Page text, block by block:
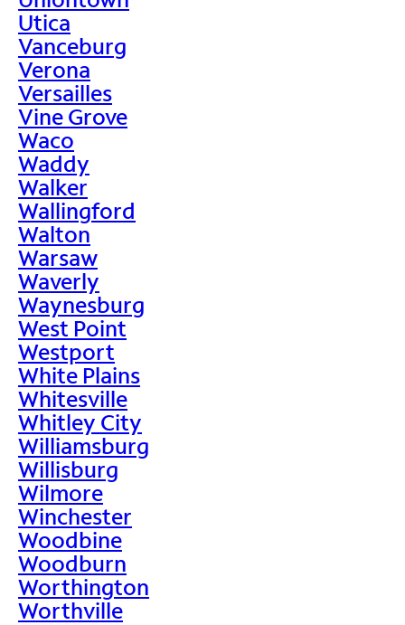
Utica
Vanceburg
Verona
Versailles
Vine Grove
Waco
Waddy
Walker
Wallingford
Walton
Warsaw
Waverly
Waynesburg
West Point
Westport
White Plains
Whitesville
Whitley City
Williamsburg
Willisburg
Wilmore
Winchester
Woodbine
Woodburn
Worthington
Worthville